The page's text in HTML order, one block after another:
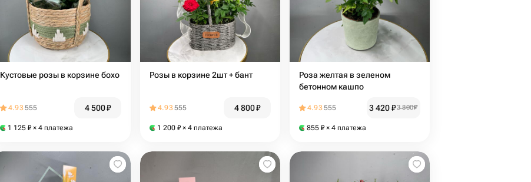
Кустовые розы в корзине бохо
4.93555 4 500₽
1 125 ₽ × 4 платежа
Розы в корзине 2шт + бант
4.93555 4 800₽
1 200 ₽ × 4 платежа
Роза желтая в зеленом
бетонном кашпо
4.93555 3 420₽3 800₽
855 ₽ × 4 платежа